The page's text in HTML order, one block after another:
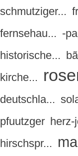
schmutziger...
fernsehau... -
historische...
kirche...
deutschla...
pfuutzger herz-
hirschspr...